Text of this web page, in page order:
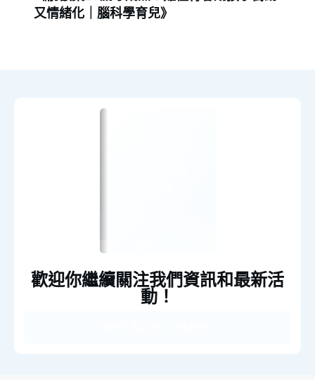
又情緒化｜腦科學育兒》
歡迎你繼續關注我們資訊和最新活
動！